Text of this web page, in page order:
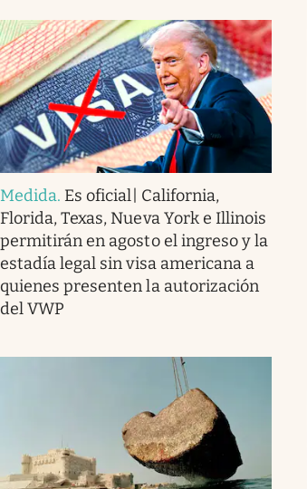
Medida. Es oficial| California,
Florida, Texas, Nueva York e Illinois
permitirán en agosto el ingreso y la
estadía legal sin visa americana a
quienes presenten la autorización
del VWP